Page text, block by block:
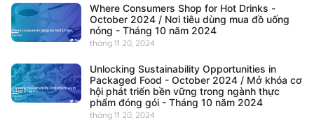
Where Consumers Shop for Hot Drinks -
October 2024 / Nơi tiêu dùng mua đồ uống
nóng - Tháng 10 năm 2024
tháng 11 20, 2024
Unlocking Sustainability Opportunities in
Packaged Food - October 2024 / Mở khóa cơ
hội phát triển bền vững trong ngành thực
phẩm đóng gói - Tháng 10 năm 2024
tháng 11 20, 2024